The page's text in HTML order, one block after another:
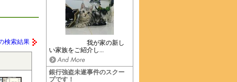
我が家の新し
い家族をご紹介し...
銀行強盗未遂事件のスクー
プです！
検索結果